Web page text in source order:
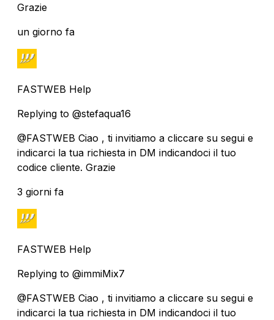
Grazie
un giorno fa
FASTWEB Help
Replying to @stefaqua16
@FASTWEB Ciao , ti invitiamo a cliccare su segui e
indicarci la tua richiesta in DM indicandoci il tuo
codice cliente. Grazie
3 giorni fa
FASTWEB Help
Replying to @immiMix7
@FASTWEB Ciao , ti invitiamo a cliccare su segui e
indicarci la tua richiesta in DM indicandoci il tuo